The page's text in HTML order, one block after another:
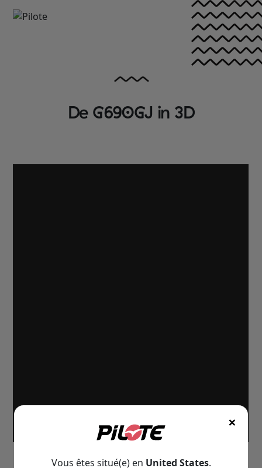
De G690GJ in 3D
×
Vous êtes situé(e) en United States.